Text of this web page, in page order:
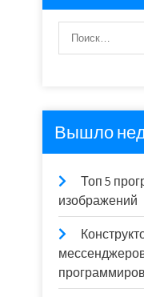
Вышло
Топ 5
изображений